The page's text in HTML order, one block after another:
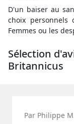
D'un baiser au
choix
Femmes ou les
Sélection
Britannicus
Par Philippe